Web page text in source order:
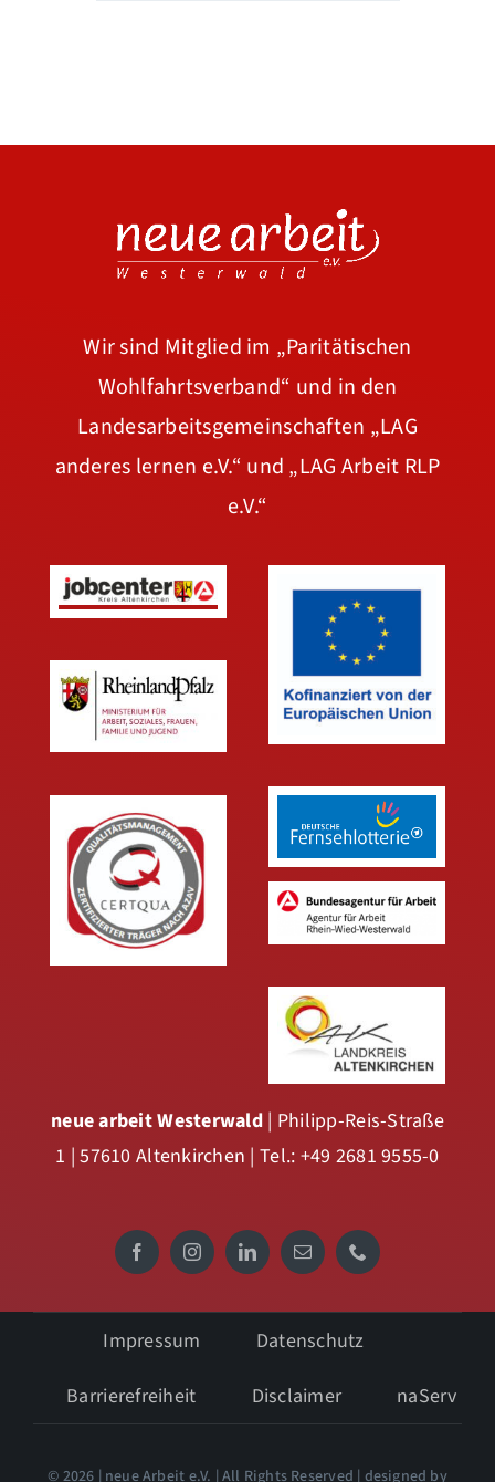
Wir sind Mitglied im „Paritätischen
Wohlfahrtsverband“ und in den
Landesarbeitsgemeinschaften „LAG
anderes lernen e.V.“ und „LAG Arbeit RLP
e.V.“
neue arbeit Westerwald | Philipp-Reis-Straße
1 | 57610 Altenkirchen | Tel.: +49 2681 9555-0
Impressum
Datenschutz
Barrierefreiheit
Disclaimer naServ
© 2026 | neue Arbeit e.V. | All Rights Reserved | designed by